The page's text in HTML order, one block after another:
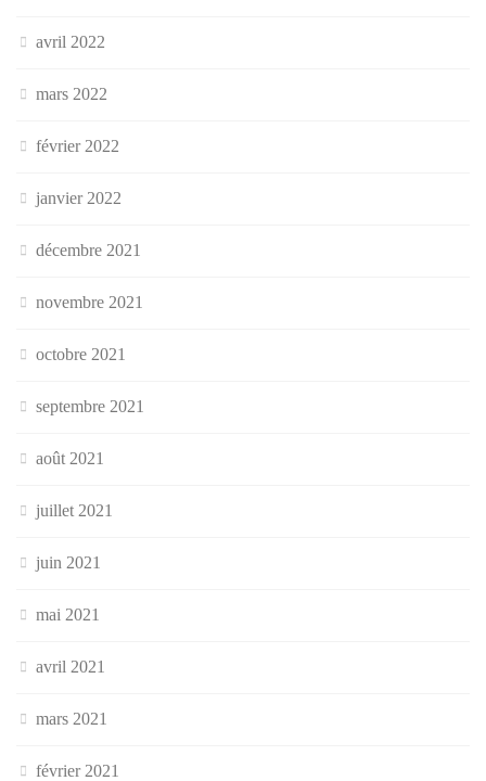
avril 2022
mars 2022
février 2022
janvier 2022
décembre 2021
novembre 2021
octobre 2021
septembre 2021
août 2021
juillet 2021
juin 2021
mai 2021
avril 2021
mars 2021
février 2021